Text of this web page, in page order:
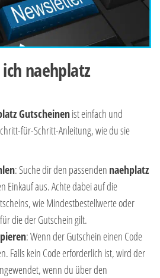
naehplatz
Gutscheinenist einfach und
für-Schritt-Anleitung, wie du sie
: Suche dir den passenden naehplatz
Einkauf aus. Achte dabei auf die
wie Mindestbestellwerte oder
die der Gutschein gilt.
: Wenn der Gutschein einen Code
Falls kein Code erforderlich ist, wird der
wenn du über den